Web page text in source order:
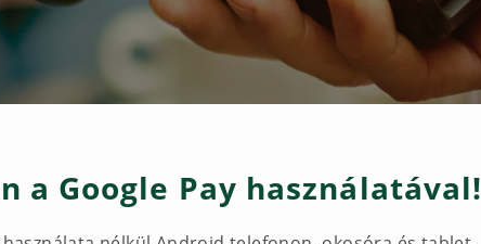
a Google Pay használatával!